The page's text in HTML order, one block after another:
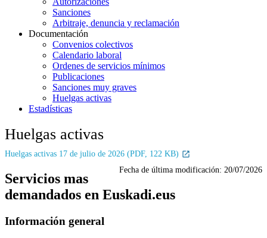
Sanciones
Arbitraje, denuncia y reclamación
Documentación
Convenios colectivos
Calendario laboral
Ordenes de servicios mínimos
Publicaciones
Sanciones muy graves
Huelgas activas
Estadísticas
Huelgas activas
Huelgas activas 17 de julio de 2026 (PDF, 122 KB)
Fecha de última modificación: 20/07/2026
Servicios mas
demandados en Euskadi.eus
Información general